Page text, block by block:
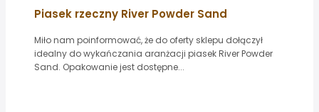
Piasek rzeczny River Powder Sand
Miło nam poinformować, że do oferty sklepu dołączył
idealny do wykańczania aranżacji piasek River Powder
Sand. Opakowanie jest dostępne...